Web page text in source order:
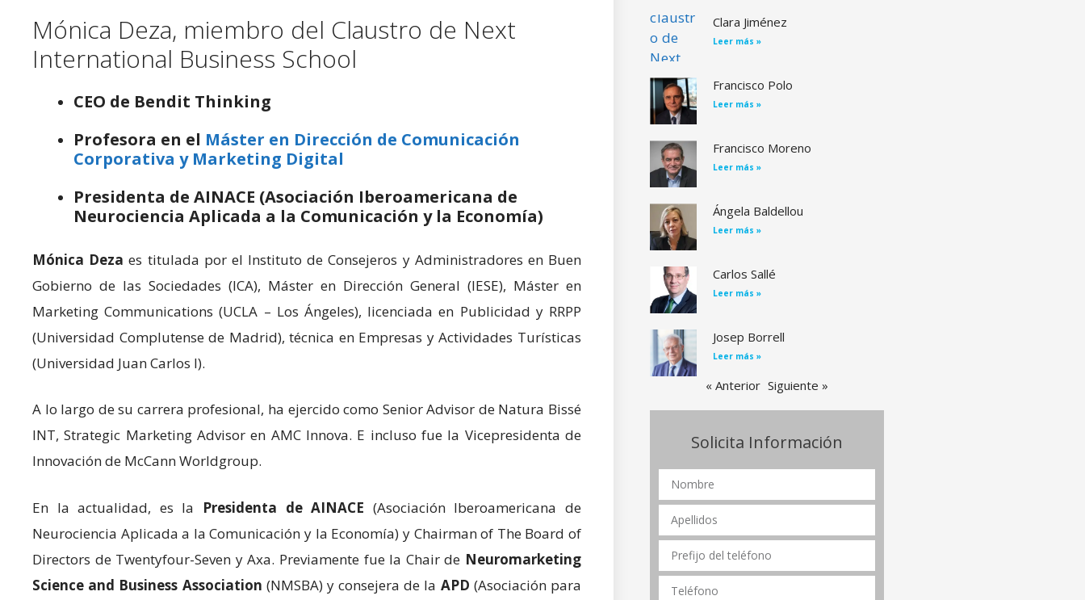
Mónica Deza, miembro del Claustro de Next
International Business School
CEO de Bendit Thinking
Profesora en el Máster en Dirección de Comunicación
Corporativa y Marketing Digital
Presidenta de AINACE (Asociación Iberoamericana de
Neurociencia Aplicada a la Comunicación y la Economía)
Mónica Dezaes titulada por el Instituto de Consejeros y Administradores en Buen
Gobierno de las Sociedades (ICA), Máster en Dirección General (IESE), Máster en
Marketing Communications (UCLA – Los Ángeles), licenciada en Publicidad y RRPP
(Universidad Complutense de Madrid), técnica en Empresas y Actividades Turísticas
(Universidad Juan Carlos I).
A lo largo de su carrera profesional, ha ejercido como Senior Advisor de Natura Bissé
INT, Strategic Marketing Advisor en AMC Innova. E incluso fue la Vicepresidenta de
Innovación de McCann Worldgroup.
En la actualidad, es la Presidenta de AINACE (Asociación Iberoamericana de
Neurociencia Aplicada a la Comunicación y la Economía) y Chairman of The Board of
Directors de Twentyfour-Seven y Axa. Previamente fue la Chair de Neuromarketing
Science and Business Association (NMSBA) y consejera de la APD (Asociación para
Clara Jiménez
Leer más »
Francisco Polo
Leer más »
Francisco Moreno
Leer más »
Ángela Baldellou
Leer más »
Carlos Sallé
Leer más »
Josep Borrell
Leer más »
« Anterior Siguiente »
Solicita Información